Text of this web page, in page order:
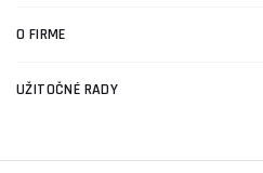
O FIRME
UŽITOČNÉ RADY